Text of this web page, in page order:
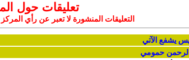
تعليقات حول
التعليقات المنشورة لا تعبر عن رأي
حمومي